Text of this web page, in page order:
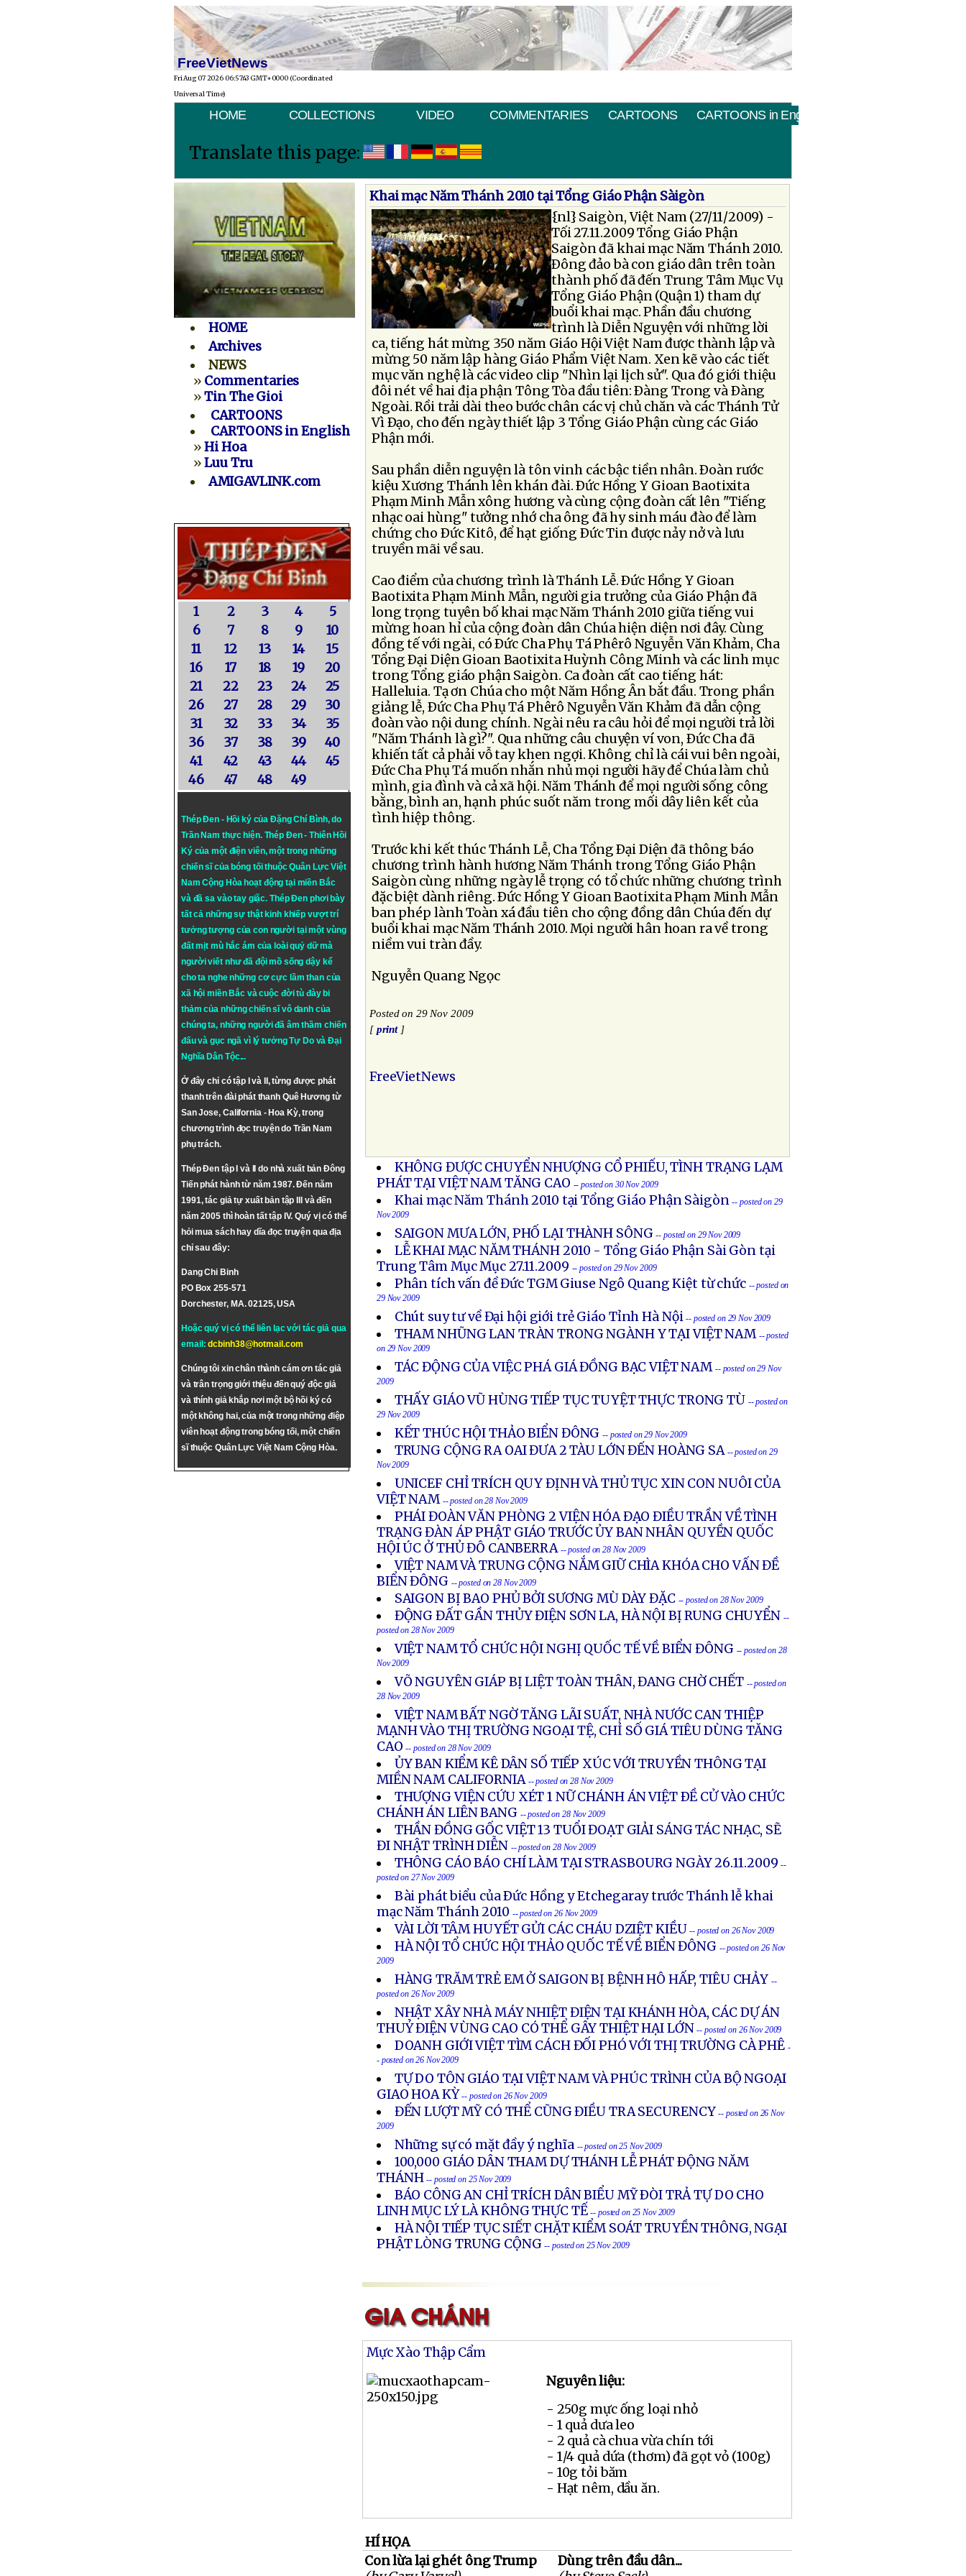
FreeVietNews
Fri Aug 07 2026 06:57:43 GMT+0000 (Coordinated
Universal Time)
HOME COLLECTIONS VIDEO COMMENTARIES CARTOONS CARTOONS in English
Translate this page:
HOME
Archives
NEWS
» Commentaries
»Tin The Gioi
CARTOONS
CARTOONS in English
»Hi Hoa
»Luu Tru
AMIGAVLINK.com
1 2 3 4
5
6
7 8 9
10
11
12 13 14
15
16
17 18 19
20
21
22 23 24
25
26
27 28 29
30
31
32 33 34
35
36
37 38 39
40
41
42 43 44
45
46
47 48 49
Thép Đen - Hồi ký của Đặng Chí Bình, do
Trần Nam thực hiện. Thép Đen- Thiên Hồi
Ký của một điện viên, một trong những
chiến sĩ của bóng tối thuộc Quân Lực Việt
Nam Cộng Hòa hoạt động tại miền Bắc
và đã sa vào tay giặc. Thép Đen phơi bày
tất cả những sự thật kinh khiếp vượt trí
tưởng tượng của con người tại một vùng
đất mịt mù hắc ám của loài quỷ dữ mà
người viết như đã đội mồ sống dậy kể
cho ta nghe những cơ cực lầm than của
xã hội miền Bắc và cuộc đời tù đày bi
thảm của những chiến sĩ vô danh của
chúng ta, những người đã âm thầm chiến
đấu và gục ngã vì lý tưởngTự DovàĐại
Nghĩa Dân Tộc...
Ở đây chỉ có tập I và II, từng được phát
thanh trên đài phát thanh Quê Hương từ
San Jose, California - Hoa Kỳ, trong
chương trình đọc truyện do Trần Nam
phụ trách.
Thép Đen tập I và II do nhà xuất bản Đông
Tiến phát hành từ năm 1987. Đến năm
1991, tác giả tự xuất bản tập III và đến
năm 2005 thì hoàn tất tập IV. Quý vị có thể
hỏi mua sách hay dĩa đọc truyện qua địa
chỉ sau đây:
Dang Chi Binh
PO Box 255-571
Dorchester, MA. 02125, USA
Hoặc quý vị có thể liên lạc với tác giả qua
email:dcbinh38@hotmail.com
Chúng tôi xin chân thành cám ơn tác giả
và trân trọng giới thiệu đến quý độc giả
và thính giả khắp nơi một bộ hồi ký có
một không hai, của một trong những điệp
viên hoạt động trong bóng tối, một chiến
sĩ thuộc Quân Lực Việt Nam Cộng Hòa.
Khai mạc Năm Thánh 2010 tại Tổng Giáo Phận Sàigòn
{nl} Saigòn, Việt Nam (27/11/2009) -
Tối 27.11.2009 Tổng Giáo Phận
Saigòn đã khai mạc Năm Thánh 2010.
Ðông đảo bà con giáo dân trên toàn
thành phố đã đến Trung Tâm Mục Vụ
Tổng Giáo Phận (Quận 1) tham dự
buổi khai mạc. Phần đầu chương
trình là Diễn Nguyện với những lời
ca, tiếng hát mừng 350 năm Giáo Hội Việt Nam được thành lập và
mừng 50 năm lập hàng Giáo Phẩm Việt Nam. Xen kẽ vào các tiết
mục văn nghệ là các video clip "Nhìn lại lịch sử". Qua đó giới thiệu
đôi nét về hai địa phận Tông Tòa đầu tiên: Ðàng Trong và Ðàng
Ngoài. Rồi trải dài theo bước chân các vị chủ chăn và các Thánh Tử
Vì Ðạo, cho đến ngày thiết lập 3 Tổng Giáo Phận cùng các Giáo
Phận mới.
Sau phần diễn nguyện là tôn vinh các bậc tiền nhân. Ðoàn rước
kiệu Xương Thánh lên khán đài. Ðức Hồng Y Gioan Baotixita
Phạm Minh Mẫn xông hương và cùng cộng đoàn cất lên "Tiếng
nhạc oai hùng" tưởng nhớ cha ông đã hy sinh máu đào để làm
chứng cho Ðức Kitô, để hạt giống Ðức Tin được nảy nở và lưu
truyền mãi về sau.
Cao điểm của chương trình là Thánh Lễ. Ðức Hồng Y Gioan
Baotixita Phạm Minh Mẫn, người gia trưởng của Giáo Phận đã
long trọng tuyên bố khai mạc Năm Thánh 2010 giữa tiếng vui
mừng hoan hỉ của cộng đoàn dân Chúa hiện diện nơi đây. Cùng
đồng tế với ngài, có Ðức Cha Phụ Tá Phêrô Nguyễn Văn Khảm, Cha
Tổng Ðại Diện Gioan Baotixita Huỳnh Công Minh và các linh mục
trong Tổng giáo phận Saigòn. Ca đoàn cất cao tiếng hát:
Halleluia. Tạ ơn Chúa cho một Năm Hồng Ân bắt đầu. Trong phần
giảng lễ, Ðức Cha Phụ Tá Phêrô Nguyễn Văn Khảm đã dẫn cộng
đoàn vào nội dung chính. Ngài nêu ra câu hỏi để mọi người trả lời
"Năm Thánh là gì?". Qua những câu chuyện ví von, Ðức Cha đã
khiến tất cả phải vỗ tay khen ngợi. Không chỉ là cái vui bên ngoài,
Ðức Cha Phụ Tá muốn nhắn nhủ mọi người hãy để Chúa làm chủ
mình, gia đình và cả xã hội. Năm Thánh để mọi người sống công
bằng, bình an, hạnh phúc suốt năm trong mối dây liên kết của
tình hiệp thông.
Trước khi kết thúc Thánh Lễ, Cha Tổng Ðại Diện đã thông báo
chương trình hành hương Năm Thánh trong Tổng Giáo Phận
Saigòn cùng những ngày lễ trọng có tổ chức những chương trình
đặc biệt dành riêng. Ðức Hồng Y Gioan Baotixita Phạm Minh Mẫn
ban phép lành Toàn xá đầu tiên cho cộng đồng dân Chúa đến dự
buổi khai mạc Năm Thánh 2010. Mọi người hân hoan ra về trong
niềm vui tràn đầy.
Nguyễn Quang Ngọc
Posted on 29 Nov 2009
[print]
FreeVietNews
KHÔNG ĐƯỢC CHUYỂN NHƯỢNG CỔ PHIẾU, TÌNH TRẠNG LẠM
PHÁT TẠI VIỆT NAM TĂNG CAO -- posted on 30 Nov 2009
Khai mạc Năm Thánh 2010 tại Tổng Giáo Phận Sàigòn -- posted on 29
Nov 2009
SAIGON MƯA LỚN, PHỐ LẠI THÀNH SÔNG-- posted on 29 Nov 2009
LỄ KHAI MẠC NĂM THÁNH 2010 - Tổng Giáo Phận Sài Gòn tại
Trung Tâm Mục Mục 27.11.2009 -- posted on 29 Nov 2009
Phân tích vấn đề Đức TGM Giuse Ngô Quang Kiệt từ chức -- posted on
29 Nov 2009
Chút suy tư về Đại hội giới trẻ Giáo Tỉnh Hà Nội -- posted on 29 Nov 2009
THAM NHŨNG LAN TRÀN TRONG NGÀNH Y TẠI VIỆT NAM -- posted
on 29 Nov 2009
TÁC ĐỘNG CỦA VIỆC PHÁ GIÁ ĐỒNG BẠC VIỆT NAM -- posted on 29 Nov
2009
THẤY GIÁO VŨ HÙNG TIẾP TỤC TUYỆT THỰC TRONG TÙ -- posted on
29 Nov 2009
KẾT THÚC HỘI THẢO BIỂN ĐÔNG -- posted on 29 Nov 2009
TRUNG CỘNG RA OAI ĐƯA 2 TÀU LỚN ĐẾN HOÀNG SA -- posted on 29
Nov 2009
UNICEF CHỈ TRÍCH QUY ĐỊNH VÀ THỦ TỤC XIN CON NUÔI CỦA
VIỆT NAM -- posted on 28 Nov 2009
PHÁI ĐOÀN VĂN PHÒNG 2 VIỆN HÓA ĐẠO ĐIỀU TRẦN VỀ TÌNH
TRẠNG ĐÀN ÁP PHẬT GIÁO TRƯỚC ỦY BAN NHÂN QUYỀN QUỐC
HỘI ÚC Ở THỦ ĐÔ CANBERRA -- posted on 28 Nov 2009
VIỆT NAM VÀ TRUNG CỘNG NẮM GIỮ CHÌA KHÓA CHO VẤN ĐỀ
BIỂN ĐÔNG -- posted on 28 Nov 2009
SAIGON BỊ BAO PHỦ BỞI SƯƠNG MÙ DÀY ĐẶC -- posted on 28 Nov 2009
ĐỘNG ĐẤT GẦN THỦY ĐIỆN SƠN LA, HÀ NỘI BỊ RUNG CHUYỂN --
posted on 28 Nov 2009
VIỆT NAM TỔ CHỨC HỘI NGHỊ QUỐC TẾ VỀ BIỂN ĐÔNG -- posted on 28
Nov 2009
VÕ NGUYÊN GIÁP BỊ LIỆT TOÀN THÂN, ĐANG CHỜ CHẾT -- posted on
28 Nov 2009
VIỆT NAM BẤT NGỜ TĂNG LÃI SUẤT, NHÀ NƯỚC CAN THIỆP
MẠNH VÀO THỊ TRƯỜNG NGOẠI TỆ, CHỈ SỐ GIÁ TIÊU DÙNG TĂNG
CAO-- posted on 28 Nov 2009
ỦY BAN KIỂM KÊ DÂN SỐ TIẾP XÚC VỚI TRUYỀN THÔNG TẠI
MIỀN NAM CALIFORNIA -- posted on 28 Nov 2009
THƯỢNG VIỆN CỨU XÉT 1 NỮ CHÁNH ÁN VIỆT ÐỀ CỬ VÀO CHỨC
CHÁNH ÁN LIÊN BANG -- posted on 28 Nov 2009
THẦN ĐỒNG GỐC VIỆT 13 TUỔI ĐOẠT GIẢI SÁNG TÁC NHẠC, SẼ
ĐI NHẬT TRÌNH DIỄN -- posted on 28 Nov 2009
THÔNG CÁO BÁO CHÍ LÀM TẠI STRASBOURG NGÀY 26.11.2009 --
posted on 27 Nov 2009
Bài phát biểu của Ðức Hồng y Etchegaray trước Thánh lễ khai
mạc Năm Thánh 2010 -- posted on 26 Nov 2009
VÀI LỜI TÂM HUYẾT GỬI CÁC CHÁU DZIỆT KIỀU-- posted on 26 Nov 2009
HÀ NỘI TỔ CHỨC HỘI THẢO QUỐC TẾ VỀ BIỂN ĐÔNG -- posted on 26 Nov
2009
HÀNG TRĂM TRẺ EM Ở SAIGON BỊ BỆNH HÔ HẤP, TIÊU CHẢY --
posted on 26 Nov 2009
NHẬT XÂY NHÀ MÁY NHIỆT ĐIỆN TẠI KHÁNH HÒA, CÁC DỰ ÁN
THUỶ ĐIỆN VÙNG CAO CÓ THỂ GÂY THIỆT HẠI LỚN-- posted on 26 Nov 2009
DOANH GIỚI VIỆT TÌM CÁCH ĐỐI PHÓ VỚI THỊ TRƯỜNG CÀ PHÊ -
- posted on 26 Nov 2009
TỰ DO TÔN GIÁO TẠI VIỆT NAM VÀ PHÚC TRÌNH CỦA BỘ NGOẠI
GIAO HOA KỲ-- posted on 26 Nov 2009
ĐẾN LƯỢT MỸ CÓ THỂ CŨNG ĐIỀU TRA SECURENCY-- posted on 26 Nov
2009
Những sự có mặt đầy ý nghĩa -- posted on 25 Nov 2009
100,000 GIÁO DÂN THAM DỰ THÁNH LỄ PHÁT ÐỘNG NĂM
THÁNH -- posted on 25 Nov 2009
BÁO CÔNG AN CHỈ TRÍCH DÂN BIỂU MỸ ÐÒI TRẢ TỰ DO CHO
LINH MỤC LÝ LÀ KHÔNG THỰC TẾ-- posted on 25 Nov 2009
HÀ NỘI TIẾP TỤC SIẾT CHẶT KIỂM SOÁT TRUYỀN THÔNG, NGẠI
PHẬT LÒNG TRUNG CỘNG-- posted on 25 Nov 2009
Mực Xào Thập Cẩm
Nguyên liệu:
- 250g mực ống loại nhỏ
- 1 quả dưa leo
- 2 quả cà chua vừa chín tới
- 1/4 quả dứa (thơm) đã gọt vỏ (100g)
- 10g tỏi băm
- Hạt nêm, dầu ăn.
HÍ HỌA
Con lừa lại ghét ông Trump
Dùng trên đầu dân...